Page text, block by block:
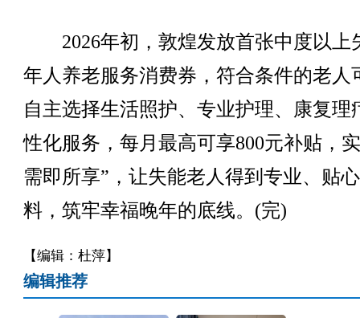
2026年初，敦煌发放首张中度以上
年人养老服务消费券，符合条件的老人
自主选择生活照护、专业护理、康复理
性化服务，每月最高可享800元补贴，
需即所享”，让失能老人得到专业、贴
料，筑牢幸福晚年的底线。(完)
【编辑：杜萍】
编辑推荐